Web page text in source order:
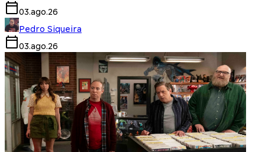
03.ago.26
Pedro Siqueira
03.ago.26